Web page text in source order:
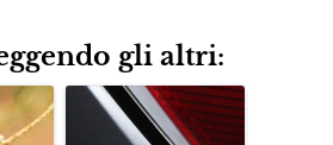
gli altri: